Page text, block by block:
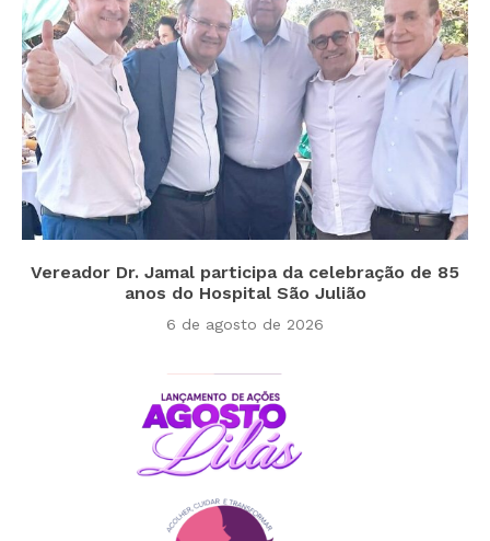
Vereador Dr. Jamal participa da celebração de 85
anos do Hospital São Julião
6 de agosto de 2026